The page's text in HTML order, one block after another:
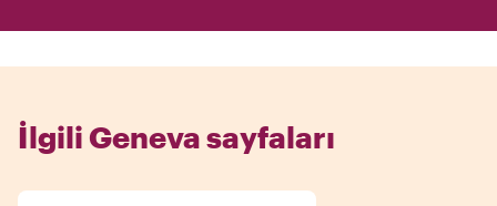
İlgili Geneva sayfaları